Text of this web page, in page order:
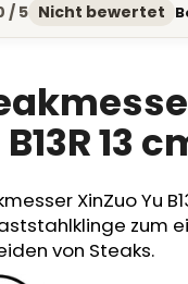
/ 5 Nicht bewertet
13
XinZuo Yu
zum
von Steaks.